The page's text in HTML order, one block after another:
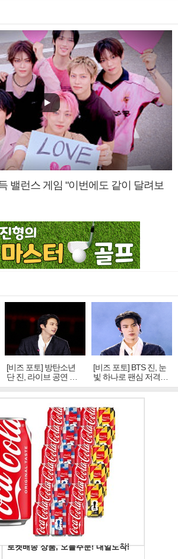
밸런스 게임 "이번에도 같이 달려보
[비즈 포토] 방탄소년
단 진, 라이브 공연 중
빛나는 독보적 아우라
[비즈 포토] BTS 진, 눈
빛 하나로 팬심 저격…
독보적 카리스마